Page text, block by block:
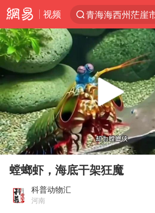
视频
我国编制完成新
台风白海豚登陆
看守所辅警收受
台风白海豚进入
吉林一“温度计大
24小时不关空调
Play
00:00
螳螂虾，海底干架狂魔
科普动物汇
河南